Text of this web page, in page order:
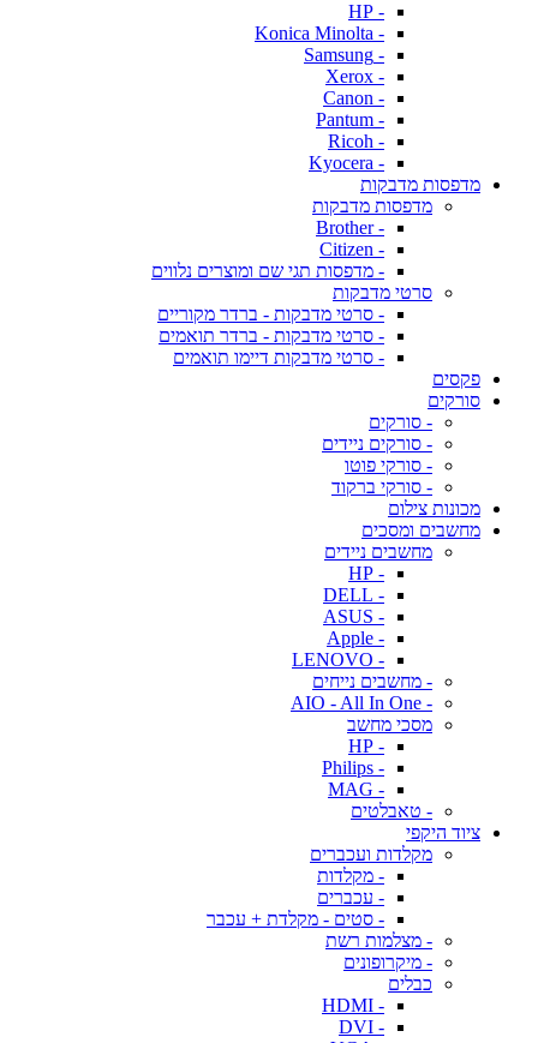
- HP
- Konica Minolta
- Samsung
- Xerox
- Canon
- Pantum
- Ricoh
- Kyocera
מדפסות מדבקות
מדפסות מדבקות
- Brother
- Citizen
- מדפסות תגי שם ומוצרים נלווים
סרטי מדבקות
- סרטי מדבקות - ברדר מקוריים
- סרטי מדבקות - ברדר תואמים
- סרטי מדבקות דיימו תואמים
פקסים
סורקים
- סורקים
- סורקים ניידים
- סורקי פוטו
- סורקי ברקוד
מכונות צילום
מחשבים ומסכים
מחשבים ניידים
- HP
- DELL
- ASUS
- Apple
- LENOVO
- מחשבים נייחים
- AIO - All In One
מסכי מחשב
- HP
- Philips
- MAG
- טאבלטים
ציוד היקפי
מקלדות ועכברים
- מקלדות
- עכברים
- סטים - מקלדת + עכבר
- מצלמות רשת
- מיקרופונים
כבלים
- HDMI
- DVI